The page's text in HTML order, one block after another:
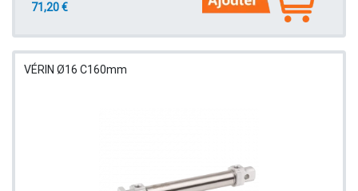
71,20 €
VÉRIN Ø16 C160mm